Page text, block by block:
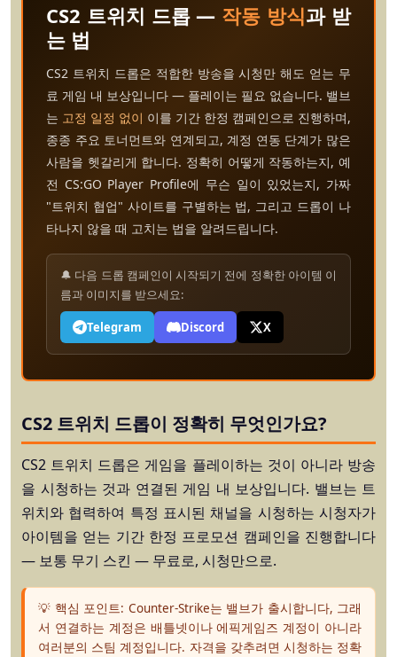
CS2 트위치 드롭 — 작동 방식과 받
는 법
CS2 트위치 드롭은 적합한 방송을 시청만 해도 얻는 무
료 게임 내 보상입니다 — 플레이는 필요 없습니다. 밸브
는 고정 일정 없이 이를 기간 한정 캠페인으로 진행하며,
종종 주요 토너먼트와 연계되고, 계정 연동 단계가 많은
사람을 헷갈리게 합니다. 정확히 어떻게 작동하는지, 예
전 CS:GO Player Profile에 무슨 일이 있었는지, 가짜
"트위치 협업" 사이트를 구별하는 법, 그리고 드롭이 나
타나지 않을 때 고치는 법을 알려드립니다.
🔔 다음 드롭 캠페인이 시작되기 전에 정확한 아이템 이
름과 이미지를 받으세요:
Telegram Discord X
CS2 트위치 드롭이 정확히 무엇인가요?
CS2 트위치 드롭은 게임을 플레이하는 것이 아니라 방송
을 시청하는 것과 연결된 게임 내 보상입니다. 밸브는 트
위치와 협력하여 특정 표시된 채널을 시청하는 시청자가
아이템을 얻는 기간 한정 프로모션 캠페인을 진행합니다
— 보통 무기 스킨 — 무료로, 시청만으로.
💡 핵심 포인트: Counter-Strike는 밸브가 출시합니다, 그래
서 연결하는 계정은 배틀넷이나 에픽게임즈 계정이 아니라
여러분의 스팀 계정입니다. 자격을 갖추려면 시청하는 정확